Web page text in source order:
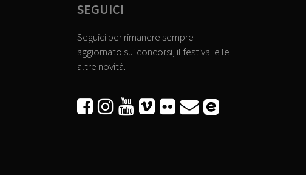
SEGUICI
Seguici per rimanere sempre
aggiornato sui concorsi, il festival e le
altre novità.
     